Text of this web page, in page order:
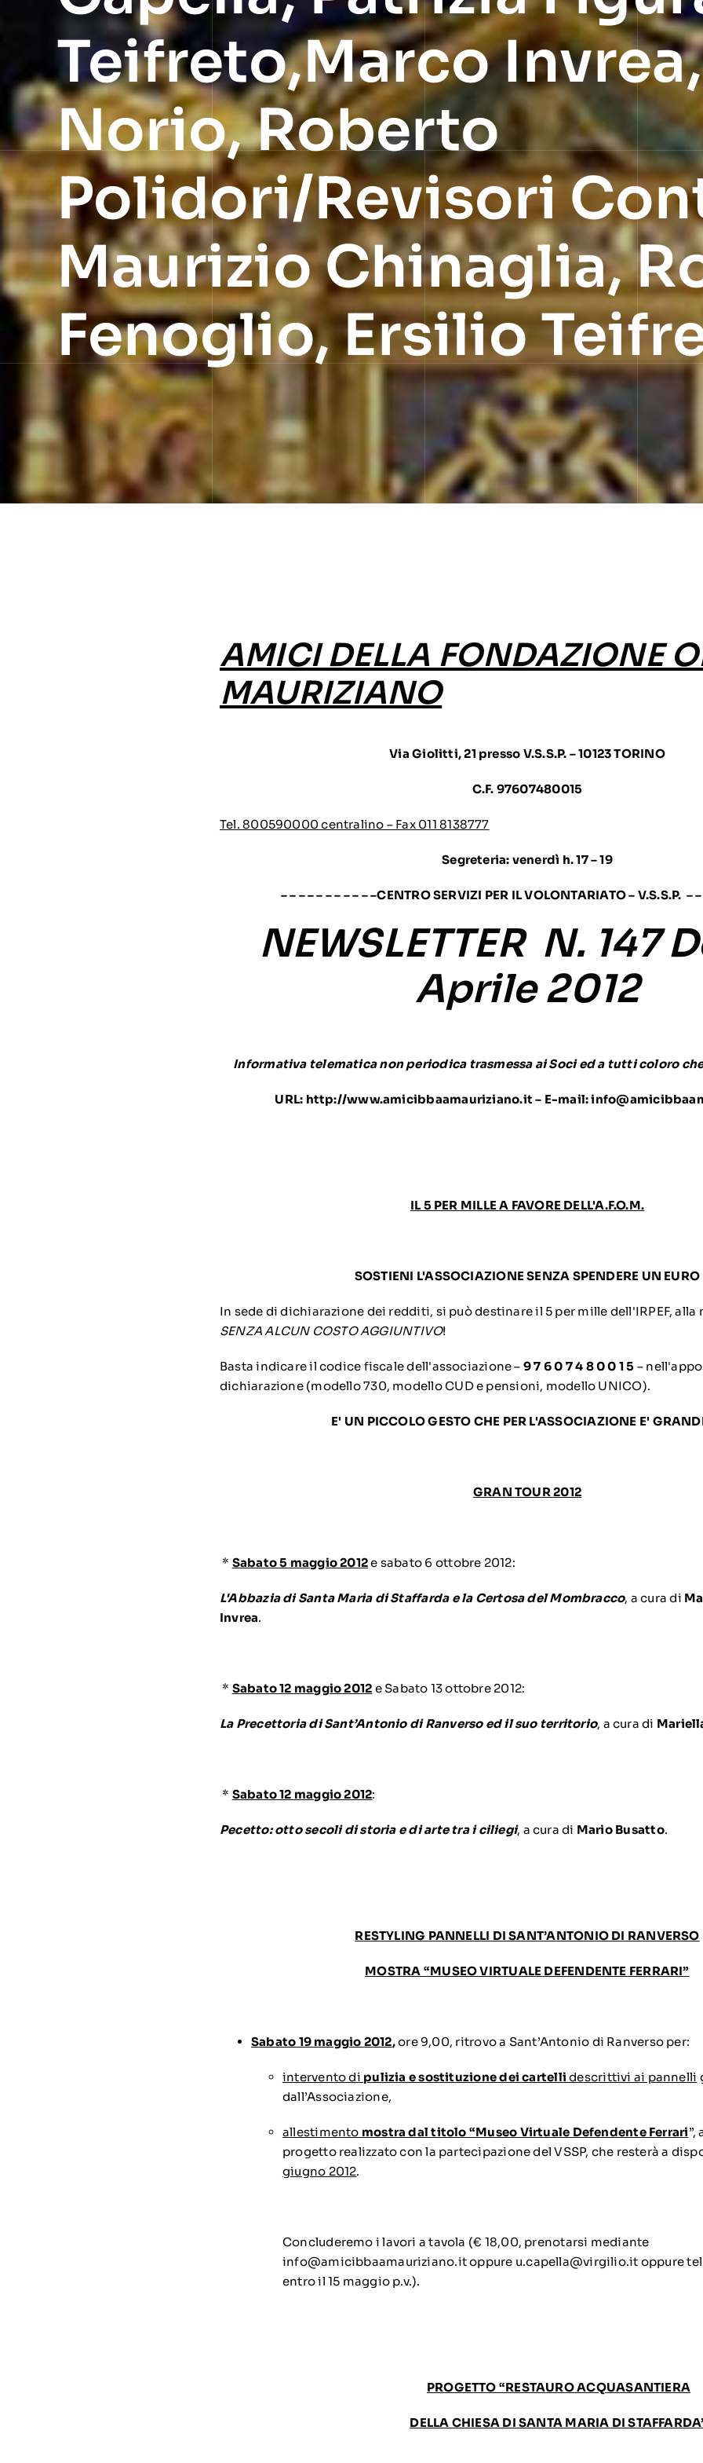
Teifreto,Marco
Norio, Roberto
Polidori/Revisori
Maurizio Chinaglia,
Fenoglio, Ersilio
AMICI DELLA FONDAZIONE
MAURIZIANO
Via Giolitti, 21 presso V.S.S.P. – 10123 TORINO
C.F. 97607480015
Tel. 800590000 centralino – Fax 011 8138777
Segreteria: venerdì h. 17 – 19
– – – – – – – – – – –CENTRO SERVIZI PER IL VOLONTARIATO – V.S.S.P. –
NEWSLETTER N. 147
Aprile 2012
Informativa telematica non periodica trasmessa ai Soci ed a tutti coloro
URL: http://www.amicibbaamauriziano.it – E-mail:
IL 5 PER MILLE A FAVORE DELL'A.F.O.M.
SOSTIENI L'ASSOCIAZIONE SENZA SPENDERE UN EURO
In sede di dichiarazione dei redditi, si può destinare il 5 per mille dell'IRPEF, alla
SENZA ALCUN COSTO AGGIUNTIVO!
Basta indicare il codice fiscale dell'associazione – 9 7 6 0 7 4 8 0 0 1 5 –
dichiarazione (modello 730, modello CUD e pensioni, modello UNICO).
E' UN PICCOLO GESTO CHE PER L'ASSOCIAZIONE E'
GRAN TOUR 2012
* Sabato 5 maggio 2012e sabato 6 ottobre 2012:
L'Abbazia di Santa Maria di Staffarda e la Certosa del Mombracco, a cura di
Invrea.
* Sabato 12 maggio 2012 e Sabato 13 ottobre 2012:
La Precettoria di Sant’Antonio di Ranverso ed il suo territorio, a cura di
* Sabato 12 maggio 2012:
Pecetto: otto secoli di storia e di arte tra i ciliegi, a cura di Mario Busatto.
RESTYLING PANNELLI DI SANT’ANTONIO DI RANVERSO
MOSTRA “MUSEO VIRTUALE DEFENDENTE FERRARI”
Sabato 19 maggio 2012,ore 9,00, ritrovo a Sant’Antonio di Ranverso per:
intervento di pulizia e sostituzione dei cartelli descrittivi ai pannelli
dall’Associazione,
allestimento mostra dal titolo “Museo Virtuale Defendente Ferrari”,
progetto realizzato con la partecipazione del VSSP, che resterà a
giugno 2012.
Concluderemo i lavori a tavola (€ 18,00, prenotarsi mediante
info@amicibbaamauriziano.itoppure u.capella@virgilio.it oppure
entro il 15 maggio p.v.).
PROGETTO “RESTAURO ACQUASANTIERA
DELLA CHIESA DI SANTA MARIA DI